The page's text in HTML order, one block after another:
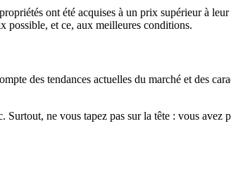
ont été acquises à un prix supérieur à
possible, et ce, aux meilleures conditions.
des tendances actuelles du marché et des
ne vous tapez pas sur la tête : vous avez